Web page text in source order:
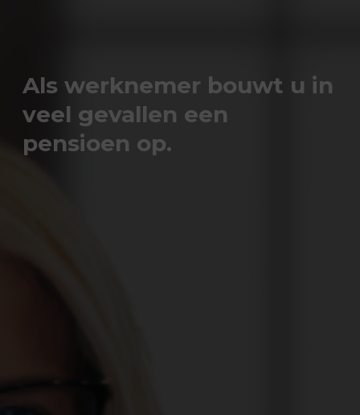
Als werknemer bouwt u in
veel gevallen een
pensioen op.